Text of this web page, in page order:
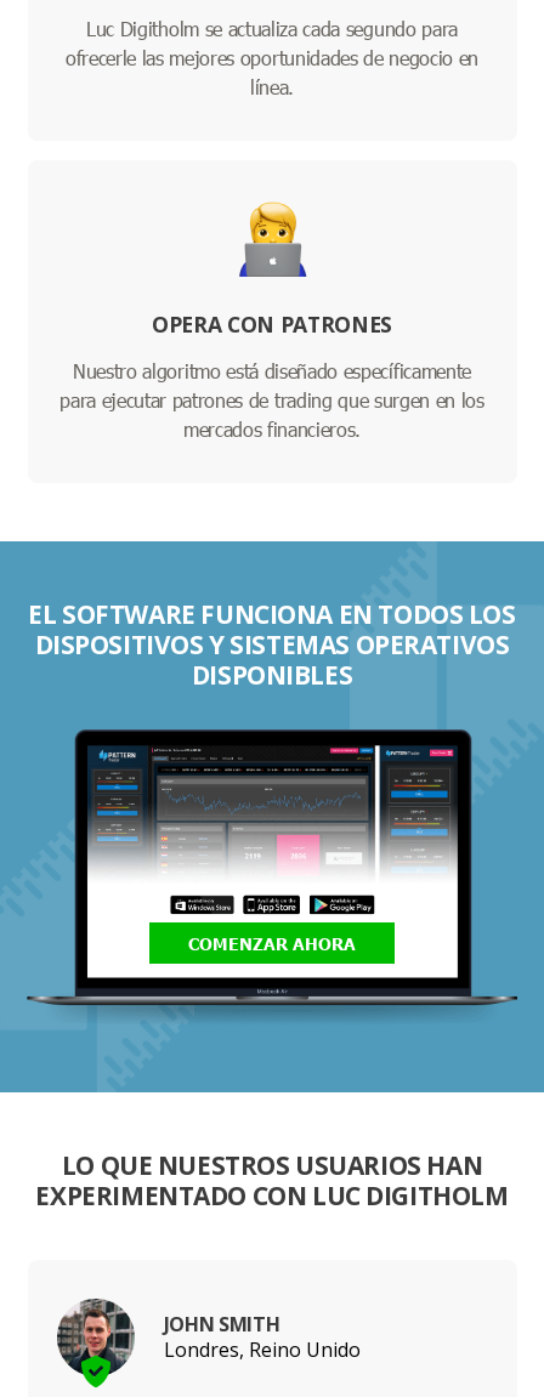
Luc Digitholm se actualiza cada segundo para
ofrecerle las mejores oportunidades de negocio en
línea.
OPERA CON PATRONES
Nuestro algoritmo está diseñado específicamente
para ejecutar patrones de trading que surgen en los
mercados financieros.
EL SOFTWARE FUNCIONA EN TODOS LOS
DISPOSITIVOS Y SISTEMAS OPERATIVOS
DISPONIBLES
COMENZAR AHORA
LO QUE NUESTROS USUARIOS HAN
EXPERIMENTADO CON LUC DIGITHOLM
JOHN SMITH
Londres, Reino Unido